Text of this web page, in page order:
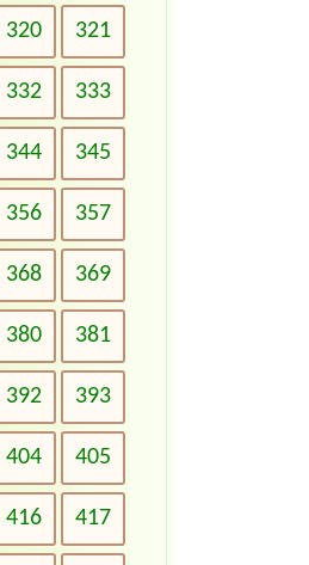
320 321
332 333
344 345
356 357
368 369
380 381
392 393
404 405
416 417